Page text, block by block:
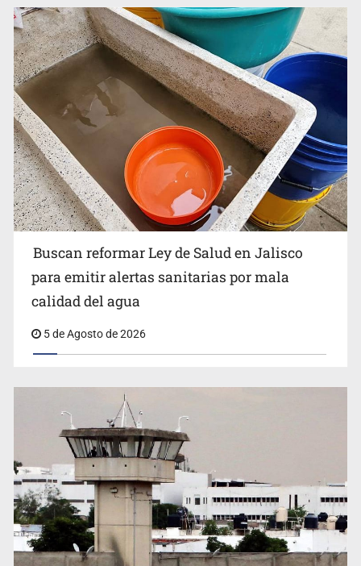
Buscan reformar Ley de Salud en Jalisco para emitir
alertas sanitarias por mala calidad del agua
Citarían a Medrano si persiste falta de diálogo con
vecinos de Mirador San Isidro
Buscan reformar Ley de Salud en Jalisco
para emitir alertas sanitarias por mala
calidad del agua
5 de Agosto de 2026